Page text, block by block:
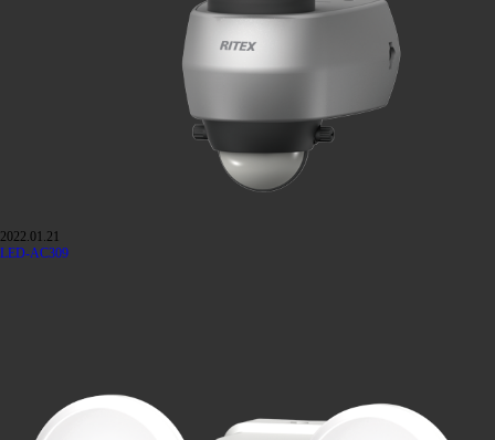
2022.01.21
LED-AC309